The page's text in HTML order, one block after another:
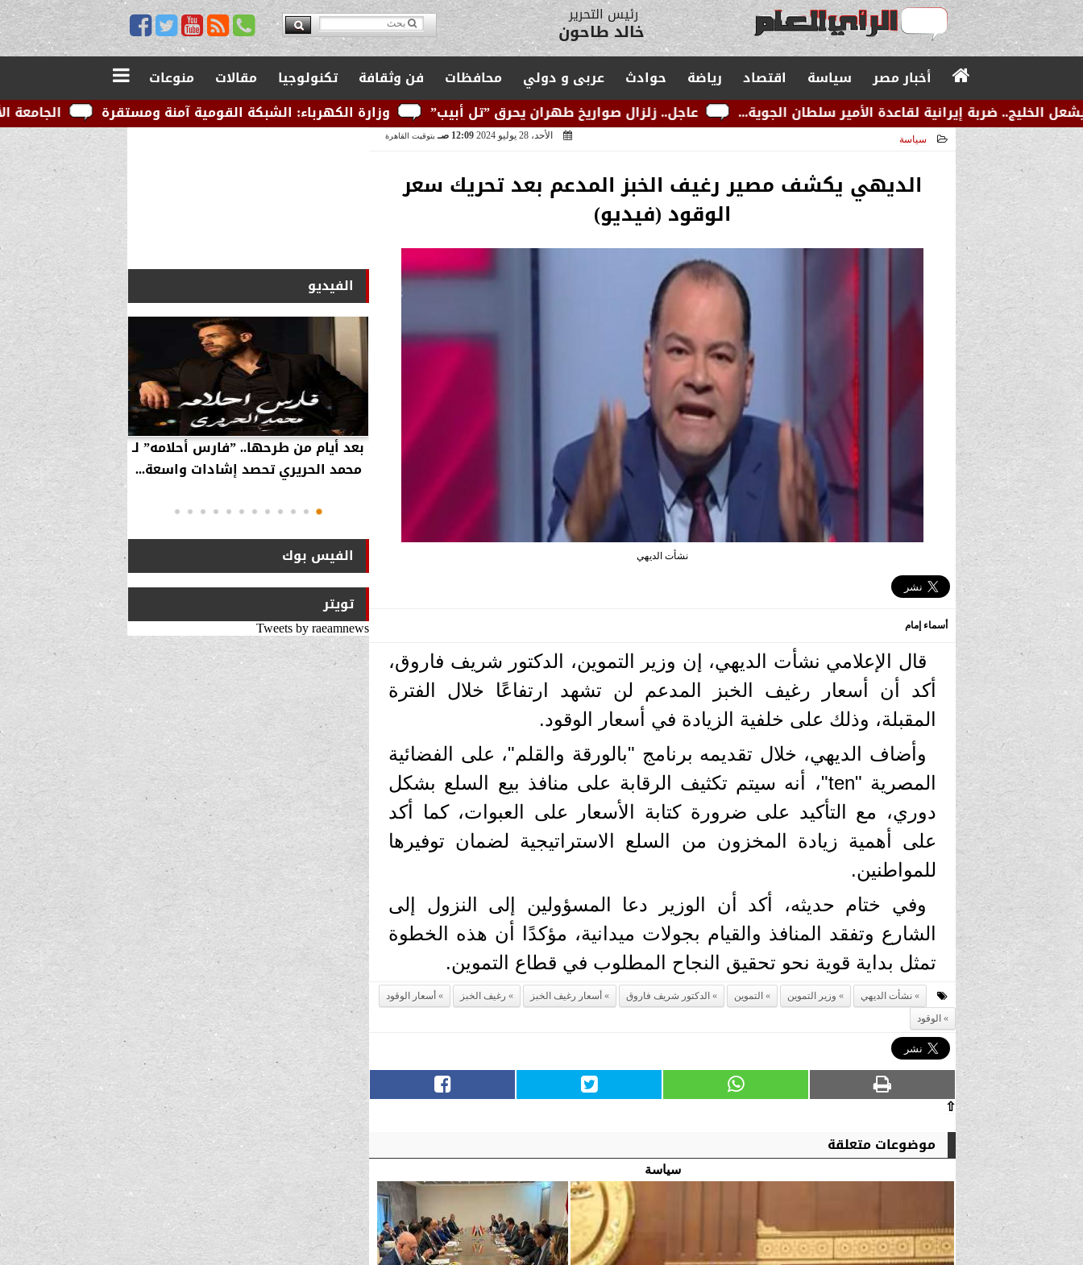
مدير التحرير
يوسف قبودان
أخبار مصر سياسة اقتصاد رياضة حوادث عربى و دولي محافظات فن وثقافة تكنولوجيا مقالات
منوعات
الجامعة الأمريكية
وزارة الكهرباء: الشبكة القومية آمنة ومستقرة عاجل.. زلزال صواريخ طهران يحرق ”تل أبيب” لقاعدة الأمير سلطان الجوية...
سياسة الأحد، 28 يوليو 2024 12:09 صـ بتوقيت القاهرة
الديهي يكشف مصير رغيف الخبز المدعم بعد تحريك سعر
الوقود (فيديو)
نشأت الديهي
أسماء إمام
قال الإعلامي نشأت الديهي، إن وزير التموين، الدكتور شريف فاروق،
أكد أن أسعار رغيف الخبز المدعم لن تشهد ارتفاعًا خلال الفترة
المقبلة، وذلك على خلفية الزيادة في أسعار الوقود.
وأضاف الديهي، خلال تقديمه برنامج "بالورقة والقلم"، على الفضائية
المصرية "ten"، أنه سيتم تكثيف الرقابة على منافذ بيع السلع بشكل
دوري، مع التأكيد على ضرورة كتابة الأسعار على العبوات، كما أكد
على أهمية زيادة المخزون من السلع الاستراتيجية لضمان توفيرها
للمواطنين.
وفي ختام حديثه، أكد أن الوزير دعا المسؤولين إلى النزول إلى
الشارع وتفقد المنافذ والقيام بجولات ميدانية، مؤكدًا أن هذه الخطوة
تمثل بداية قوية نحو تحقيق النجاح المطلوب في قطاع التموين.
نشأت الديهي وزير التموين التموين الدكتور شريف فاروق أسعار رغيف الخبز رغيف الخبز
أسعار الوقود
الوقود
⇧
موضوعات متعلقة
سياسة
الفيديو
انتهاكات الدوحة.. تقرير يفضح تجاوزات
تميم ضد ابن عمه طلال آل ثاني
بعد أيام من طرحها.. ”فارس أحلامه” لـ
محمد الحريري تحصد إشادات واسعة...
بالفيديو…
استراتيجية
انتقلت
الفيس بوك
تويتر
Tweets by raeamnews